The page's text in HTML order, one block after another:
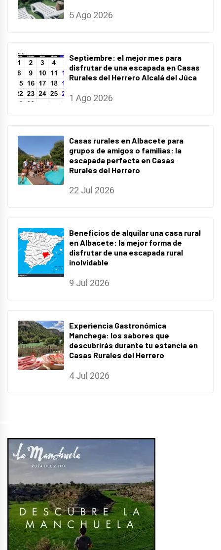
5 Ago 2026
Septiembre: el mejor mes para
disfrutar de una escapada en Casas
Rurales del Herrero Alcalá del Júca
1 Ago 2026
Casas rurales en Albacete para
grupos de amigos o familias: la
escapada perfecta en Casas
Rurales del Herrero
22 Jul 2026
Beneficios de alquilar una casa rural
en Albacete: la mejor forma de
disfrutar de una escapada rural
inolvidable
9 Jul 2026
Experiencia Gastronómica
Manchega: los sabores que
descubrirás durante tu estancia en
Casas Rurales del Herrero
4 Jul 2026